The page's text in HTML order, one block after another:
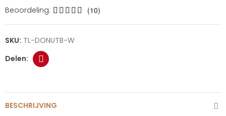
Beoordeling: (10)
SKU: TL-DONUTB-W
BESCHRIJVING